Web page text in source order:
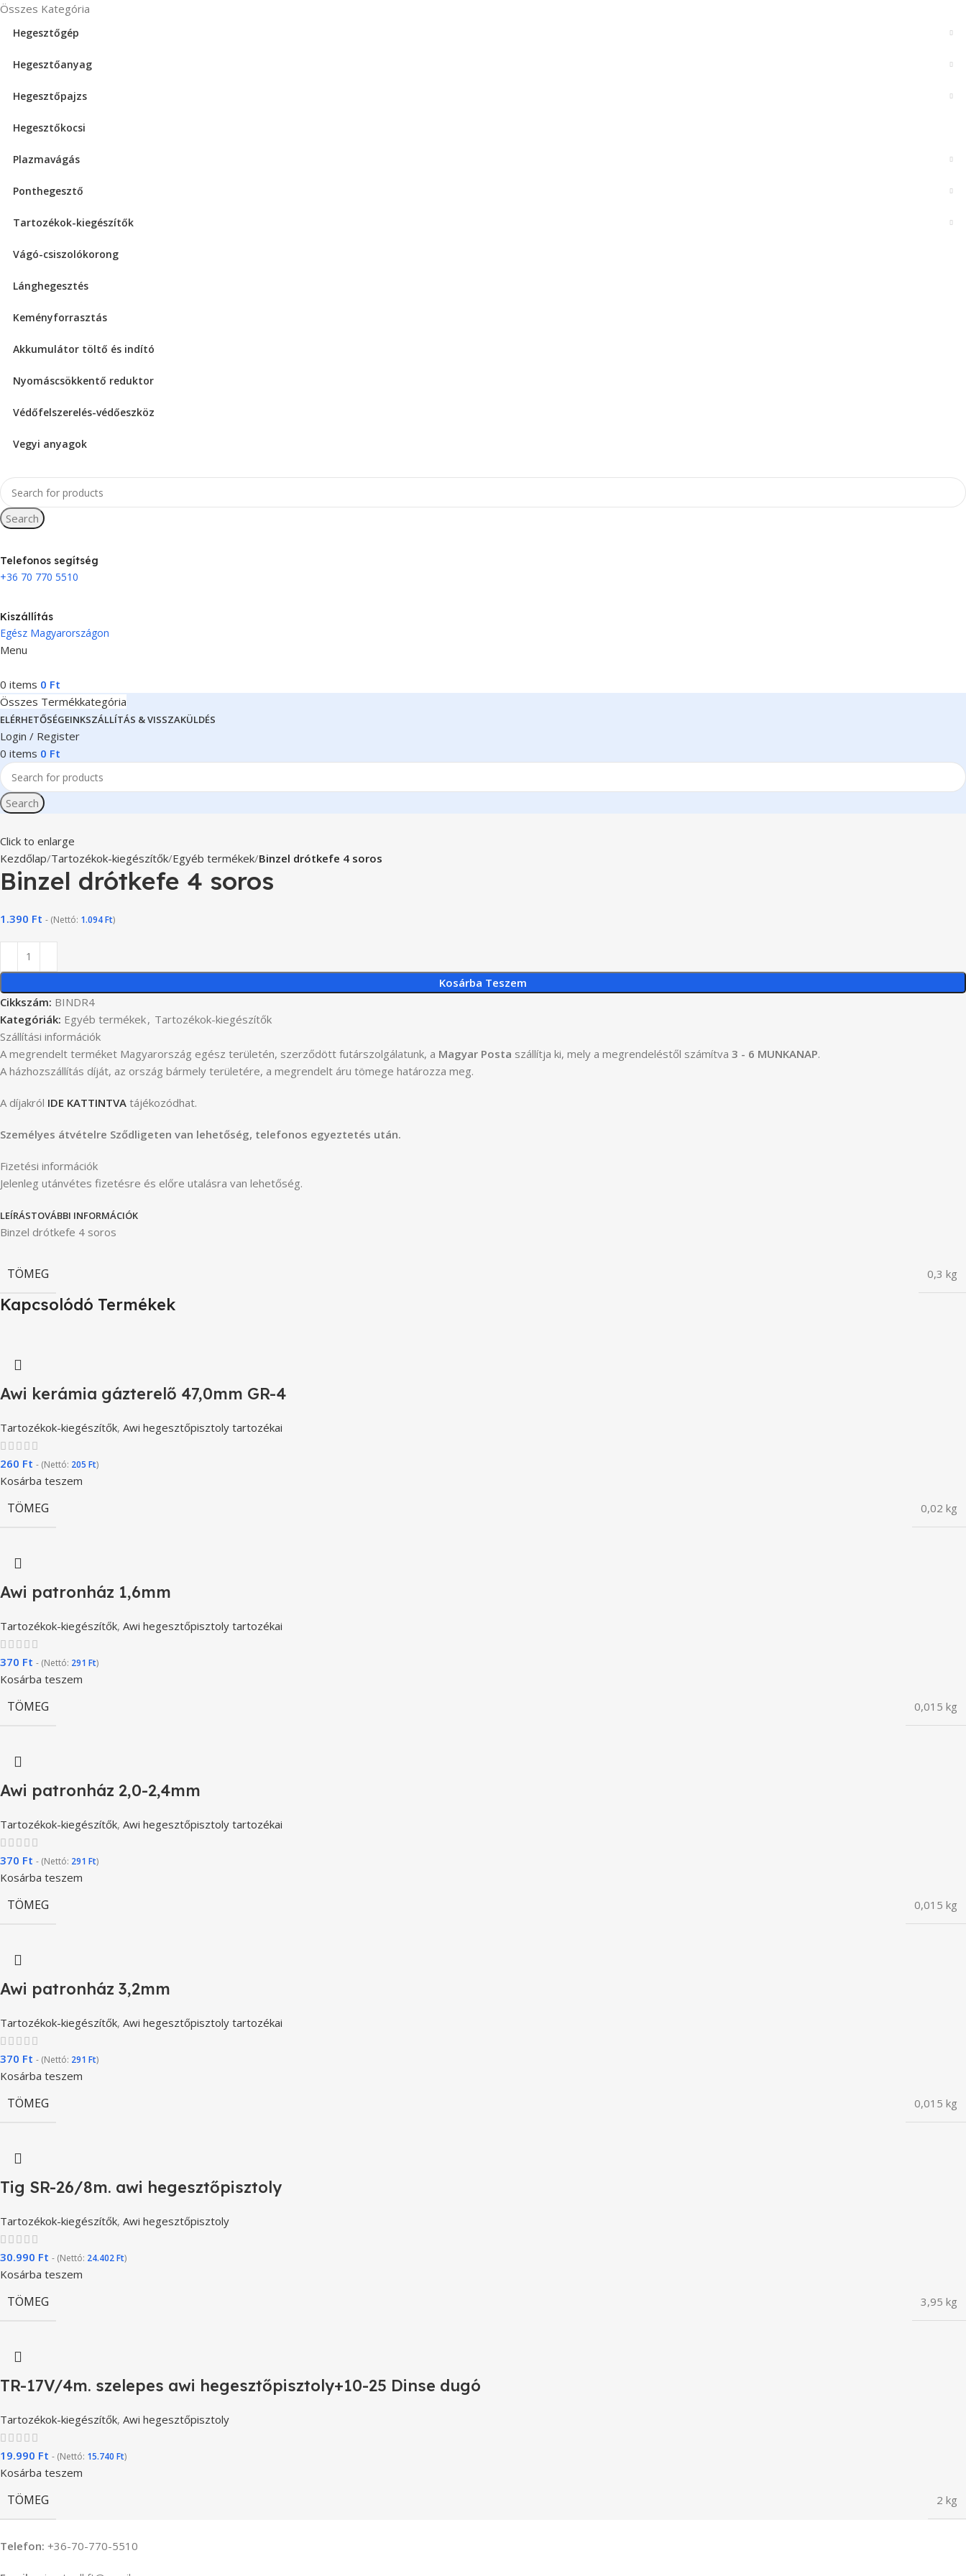
Összes Kategória
Hegesztőgép
Hegesztőanyag
Hegesztőpajzs
Hegesztőkocsi
Plazmavágás
Ponthegesztő
Tartozékok-kiegészítők
Vágó-csiszolókorong
Lánghegesztés
Keményforrasztás
Akkumulátor töltő és indító
Nyomáscsökkentő reduktor
Védőfelszerelés-védőeszköz
Vegyi anyagok
Search
Telefonos segítség
+36 70 770 5510
Kiszállítás
Egész Magyarországon
Menu
0 items 0 Ft
Összes Termékkategória
ELÉRHETŐSÉGEINKSZÁLLÍTÁS & VISSZAKÜLDÉS
Login / Register
0 items 0 Ft
Search
Click to enlarge
Kezdőlap Tartozékok-kiegészítők Egyéb termékek Binzel drótkefe 4 soros
Binzel drótkefe 4 soros
1.390 Ft - (Nettó: 1.094Ft)
Kosárba Teszem
Cikkszám: BINDR4
Kategóriák: Egyéb termékek, Tartozékok-kiegészítők
Szállítási információk
A megrendelt terméket Magyarország egész területén, szerződött futárszolgálatunk, a Magyar Posta szállítja ki, mely a megrendeléstől számítva 3 - 6 MUNKANAP.
A házhozszállítás díját, az ország bármely területére, a megrendelt áru tömege határozza meg.
A díjakról IDE KATTINTVA tájékozódhat.
Személyes átvételre Sződligeten van lehetőség, telefonos egyeztetés után.
Fizetési információk
Jelenleg utánvétes fizetésre és előre utalásra van lehetőség.
LEÍRÁSTOVÁBBI INFORMÁCIÓK
Binzel drótkefe 4 soros
TÖMEG 0,3 kg
Kapcsolódó Termékek
Awi kerámia gázterelő 47,0mm GR-4
Tartozékok-kiegészítők, Awi hegesztőpisztoly tartozékai
260 Ft - (Nettó: 205 Ft)
Kosárba teszem
TÖMEG 0,02 kg
Awi patronház 1,6mm
Tartozékok-kiegészítők, Awi hegesztőpisztoly tartozékai
370 Ft - (Nettó: 291 Ft)
Kosárba teszem
TÖMEG 0,015 kg
Awi patronház 2,0-2,4mm
Tartozékok-kiegészítők, Awi hegesztőpisztoly tartozékai
370 Ft - (Nettó: 291 Ft)
Kosárba teszem
TÖMEG 0,015 kg
Awi patronház 3,2mm
Tartozékok-kiegészítők, Awi hegesztőpisztoly tartozékai
370 Ft - (Nettó: 291 Ft)
Kosárba teszem
TÖMEG 0,015 kg
Tig SR-26/8m. awi hegesztőpisztoly
Tartozékok-kiegészítők, Awi hegesztőpisztoly
30.990 Ft - (Nettó: 24.402Ft)
Kosárba teszem
TÖMEG 3,95 kg
TR-17V/4m. szelepes awi hegesztőpisztoly+10-25 Dinse dugó
Tartozékok-kiegészítők, Awi hegesztőpisztoly
19.990 Ft - (Nettó: 15.740 Ft)
Kosárba teszem
TÖMEG 2 kg
Telefon: +36-70-770-5510